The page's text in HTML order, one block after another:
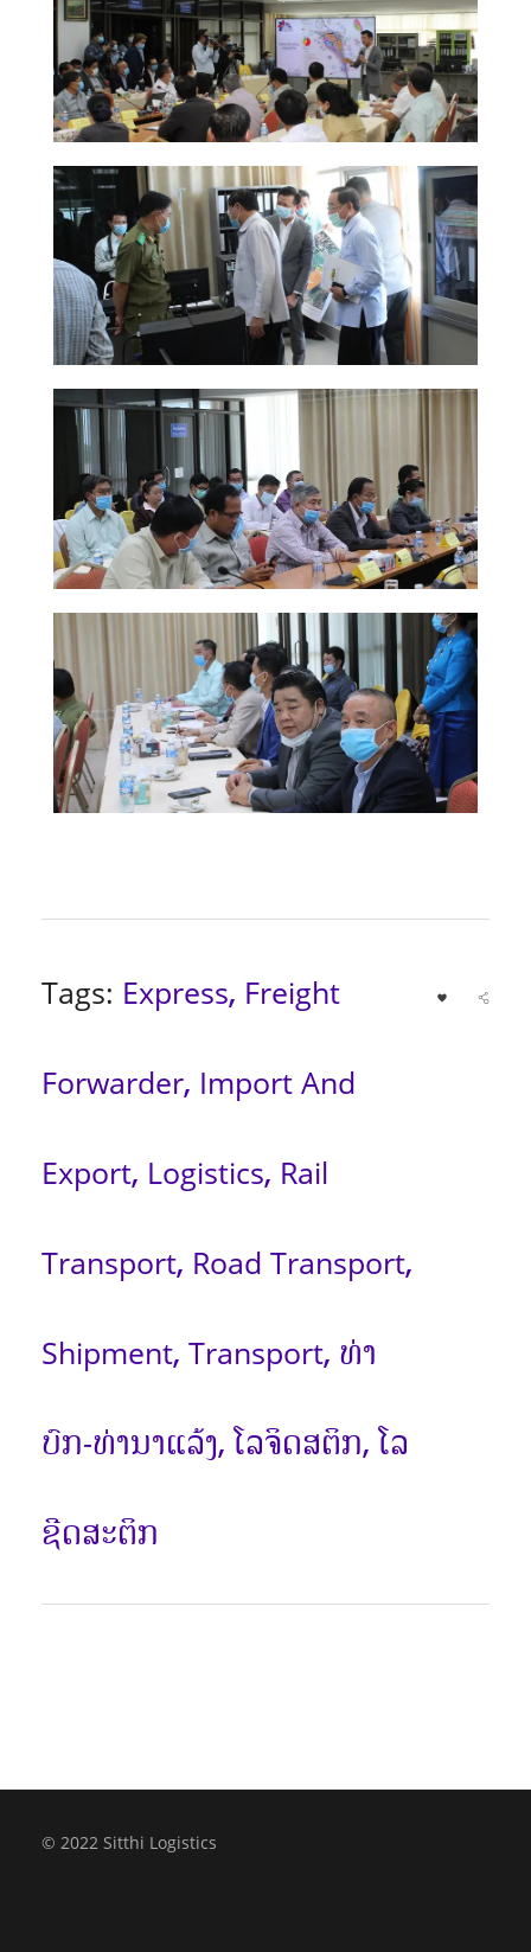
Tags: Express, Freight
Forwarder, Import And
Export, Logistics, Rail
Transport, Road Transport,
Shipment, Transport, ທ່າ
ບົກ-ທ່ານາແລ້ງ, ໂລຈິດສຕິກ, ໂລ
ຊີດສະຕິກ
© 2022 Sitthi Logistics